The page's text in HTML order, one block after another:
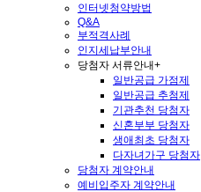
인터넷청약방법
Q&A
부적격사례
인지세납부안내
당첨자 서류안내+
일반공급 가점제
일반공급 추첨제
기관추천 당첨자
신혼부부 당첨자
생애최초 당첨자
다자녀가구 당첨자
당첨자 계약안내
예비입주자 계약안내